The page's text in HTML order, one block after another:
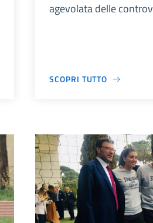
agevolata delle
SCOPRI TUTTO